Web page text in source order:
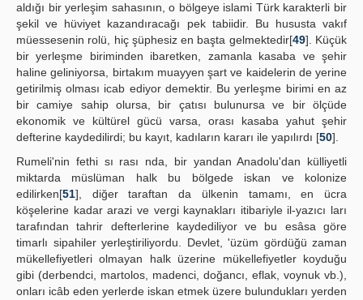
aldığı bir yerleşim sahasının, o bölgeye islami Türk karakterli bir
şekil ve hüviyet kazandıracağı pek tabiidir. Bu hususta vakıf
müessesenin rolü, hiç şüphesiz en başta gelmektedir[49]. Küçük
bir yerleşme biriminden ibaretken, zamanla kasaba ve şehir
haline geliniyorsa, birtakım muayyen şart ve kaidelerin de yerine
getirilmiş olması icab ediyor demektir. Bu yerleşme birimi en az
bir camiye sahip olursa, bir çatısı bulunursa ve bir ölçüde
ekonomik ve kültürel gücü varsa, orası kasaba yahut şehir
defterine kaydedilirdi; bu kayıt, kadıların kararı ile yapılırdı [50].
Rumeli'nin fethi sı rası nda, bir yandan Anadolu'dan külliyetli
miktarda müslüman halk bu bölgede iskan ve kolonize
edilirken[51], diğer taraftan da ülkenin tamamı, en ücra
köşelerine kadar arazi ve vergi kaynakları itibariyle il-yazıcı ları
tarafından tahrir defterlerine kaydediliyor ve bu esâsa göre
timarlı sipahiler yerleştiriliyordu. Devlet, 'üzüm gördüğü zaman
mükellefiyetleri olmayan halk üzerine mükellefiyetler koyduğu
gibi (derbendci, martolos, madenci, doğancı, eflak, voynuk vb.),
onları icâb eden yerlerde iskan etmek üzere bulundukları yerden